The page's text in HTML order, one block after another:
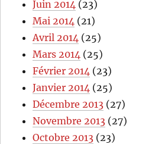
Juin 2014 (23)
Mai 2014 (21)
Avril 2014 (25)
Mars 2014 (25)
Février 2014 (23)
Janvier 2014 (25)
Décembre 2013 (27)
Novembre 2013 (27)
Octobre 2013 (23)